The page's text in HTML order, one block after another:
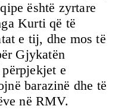
është zyrtare
Kurti që të
e tij, dhe mos të
Gjykatën
e
barazinë dhe të
në RMV.